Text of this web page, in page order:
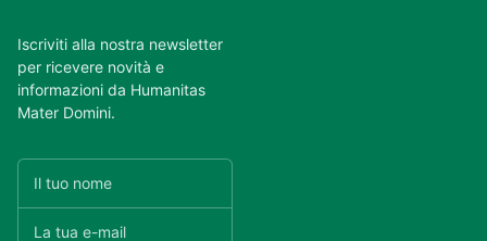
Iscriviti alla nostra newsletter
per ricevere novità e
informazioni da Humanitas
Mater Domini.